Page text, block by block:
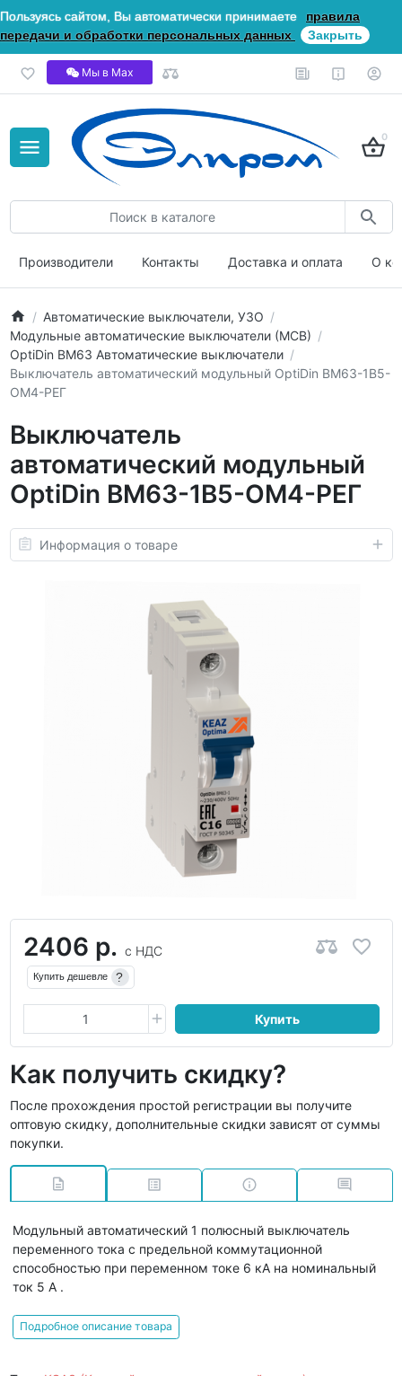
Пользуясь сайтом, Вы автоматически принимаете
правила
передачи и обработки персональных данных
Закрыть
Мы в Мах
0
Производители Контакты Доставка и оплата О
Автоматические выключатели, УЗО
Модульные автоматические выключатели (МСВ)
OptiDin ВМ63 Автоматические выключатели
Выключатель автоматический модульный OptiDin BM63-1B5-
ОМ4-РЕГ
Выключатель
автоматический модульный
OptiDin BM63-1B5-ОМ4-РЕГ
Информация о товаре
2406 р. с НДС
Купить дешевле ?
Купить
Как получить скидку?
После прохождения простой регистрации вы получите
оптовую скидку, дополнительные скидки зависят от суммы
покупки.
Модульный автоматический 1 полюсный выключатель
переменного тока с предельной коммутационной
способностью при переменном токе 6 кА на номинальный
ток 5 А .
Подробное описание товара